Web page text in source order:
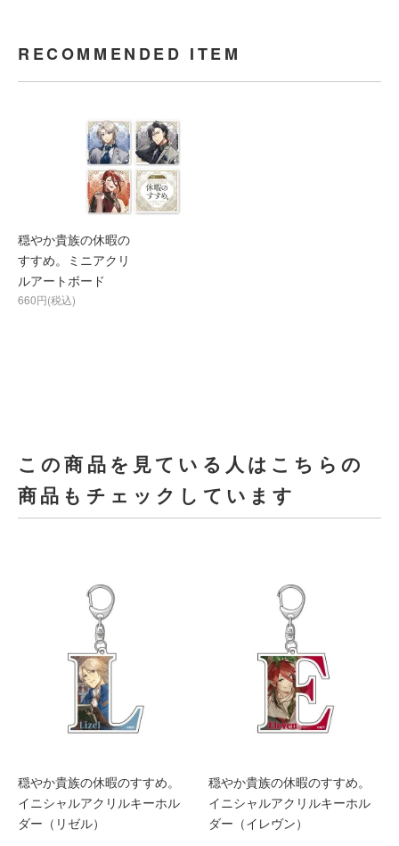
RECOMMENDED ITEM
穏やか貴族の休暇の
すすめ。ミニアクリ
ルアートボード
660円(税込)
この商品を見ている人はこちらの
商品もチェックしています
穏やか貴族の休暇のすすめ。
イニシャルアクリルキーホル
ダー（リゼル）
穏やか貴族の休暇のすすめ。
イニシャルアクリルキーホル
ダー（イレヴン）